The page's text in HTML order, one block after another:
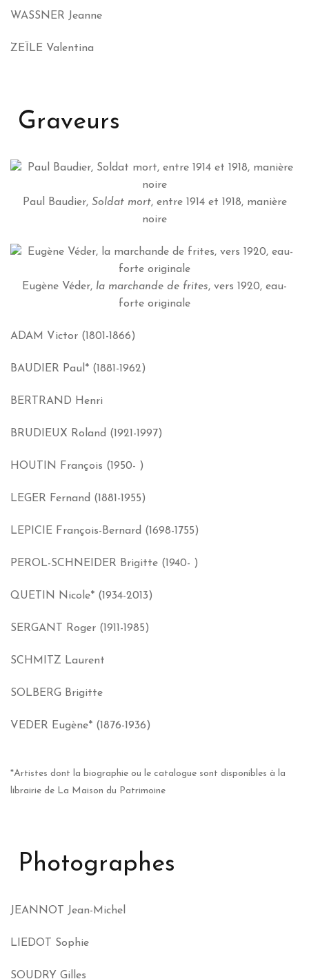
WASSNER Jeanne
ZEÏLE Valentina
Graveurs
Paul Baudier, Soldat mort, entre 1914 et 1918, manière
noire
Eugène Véder, la marchande de frites, vers 1920, eau-
forte originale
ADAM Victor (1801-1866)
BAUDIER Paul* (1881-1962)
BERTRAND Henri
BRUDIEUX Roland (1921-1997)
HOUTIN François (1950- )
LEGER Fernand (1881-1955)
LEPICIE François-Bernard (1698-1755)
PEROL-SCHNEIDER Brigitte (1940- )
QUETIN Nicole* (1934-2013)
SERGANT Roger (1911-1985)
SCHMITZ Laurent
SOLBERG Brigitte
VEDER Eugène* (1876-1936)
*Artistes dont la biographie ou le catalogue sont disponibles à la
librairie de La Maison du Patrimoine
Photographes
JEANNOT Jean-Michel
LIEDOT Sophie
SOUDRY Gilles